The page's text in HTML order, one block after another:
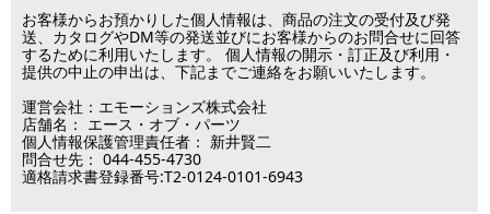
この日は出荷業務を行いませんので予めご了承下さい。
■営業日
営業時間：09:30～17:30
（電話対応休止時間：12:00～13:00）
土日祝日は出荷業務のみ行います。
土日祝日は電話・メールのお問い合わせ返信は
お客様からお預かりした個人情報は、商品の注文の受付及び発
送、カタログやDM等の発送並びにお客様からのお問合せに回答
するために利用いたします。 個人情報の開示・訂正及び利用・
提供の中止の申出は、下記までご連絡をお願いいたします。
運営会社：エモーションズ株式会社
店舗名： エース・オブ・パーツ
個人情報保護管理責任者： 新井賢二
問合せ先： 044-455-4730
適格請求書登録番号:T2-0124-0101-6943